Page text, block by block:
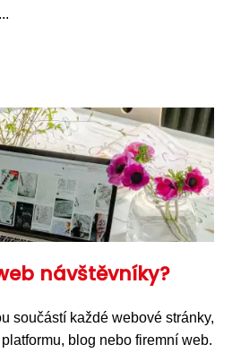
návštěvníky?
součástí každé webové stránky,
blog nebo firemní web.